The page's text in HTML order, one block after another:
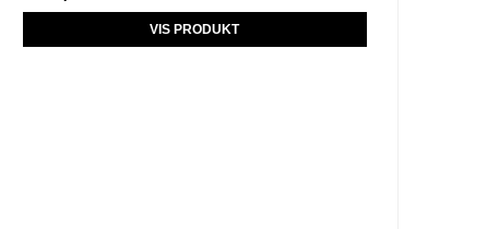
VIS PRODUKT